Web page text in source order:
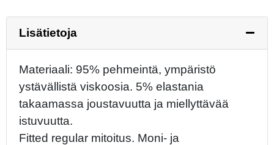
Lisätietoja
Materiaali: 95% pehmeintä, ympäristö
ystävällistä viskoosia. 5% elastania
takaamassa joustavuutta ja miellyttävää
istuvuutta.
Fitted regular mitoitus. Moni- ja